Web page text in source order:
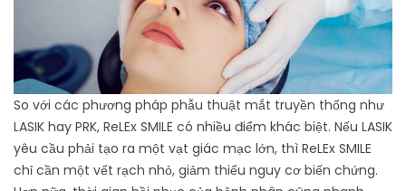
So với các phương pháp phẫu thuật mắt truyền thống như
LASIK hay PRK, ReLEx SMILE có nhiều điểm khác biệt. Nếu LASIK
yêu cầu phải tạo ra một vạt giác mạc lớn, thì ReLEx SMILE
chỉ cần một vết rạch nhỏ, giảm thiểu nguy cơ biến chứng.